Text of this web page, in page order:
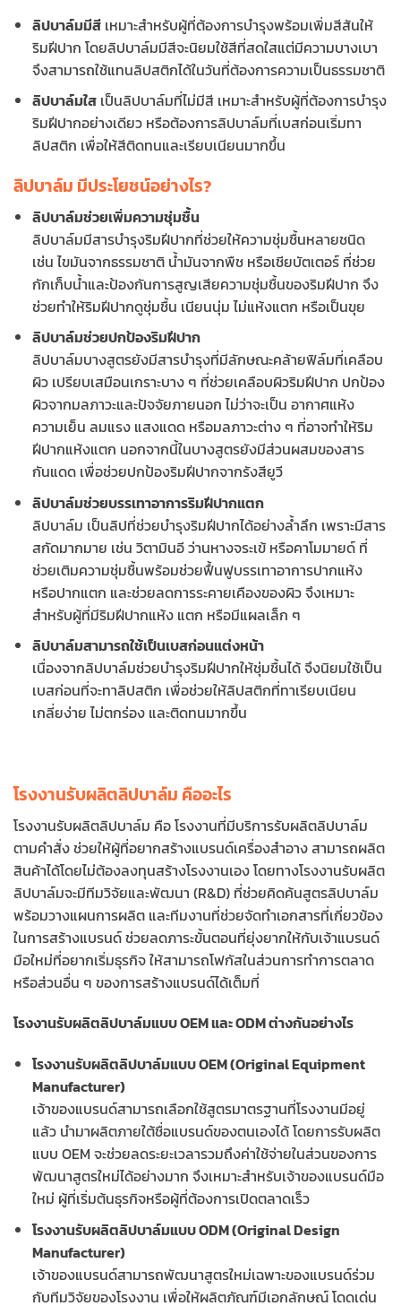
ลิปบาล์มมีสีเหมาะสำหรับผู้ที่ต้องการบำรุงพร้อมเพิ่มสีสันให้
ริมฝีปาก โดยลิปบาล์มมีสีจะนิยมใช้สีที่สดใสแต่มีความบางเบา
จึงสามารถใช้แทนลิปสติกได้ในวันที่ต้องการความเป็นธรรมชาติ
ลิปบาล์มใสเป็นลิปบาล์มที่ไม่มีสี เหมาะสำหรับผู้ที่ต้องการบำรุง
ริมฝีปากอย่างเดียว หรือต้องการลิปบาล์มที่เบสก่อนเริ่มทา
ลิปสติก เพื่อให้สีติดทนและเรียบเนียนมากขึ้น
ลิปบาล์ม มีประโยชน์อย่างไร?
ลิปบาล์มช่วยเพิ่มความชุ่มชื้น
ลิปบาล์มมีสารบำรุงริมฝีปากที่ช่วยให้ความชุ่มชื้นหลายชนิด
เช่น ไขมันจากธรรมชาติ น้ำมันจากพืช หรือเชียบัตเตอร์ ที่ช่วย
กักเก็บน้ำและป้องกันการสูญเสียความชุ่มชื้นของริมฝีปาก จึง
ช่วยทำให้ริมฝีปากดูชุ่มชื้น เนียนนุ่ม ไม่แห้งแตก หรือเป็นขุย
ลิปบาล์มช่วยปกป้องริมฝีปาก
ลิปบาล์มบางสูตรยังมีสารบำรุงที่มีลักษณะคล้ายฟิล์มที่เคลือบ
ผิว เปรียบเสมือนเกราะบาง ๆ ที่ช่วยเคลือบผิวริมฝีปาก ปกป้อง
ผิวจากมลภาวะและปัจจัยภายนอก ไม่ว่าจะเป็น อากาศแห้ง
ความเย็น ลมแรง แสงแดด หรือมลภาวะต่าง ๆ ที่อาจทำให้ริม
ฝีปากแห้งแตก นอกจากนี้ในบางสูตรยังมีส่วนผสมของสาร
กันแดด เพื่อช่วยปกป้องริมฝีปากจากรังสียูวี
ลิปบาล์มช่วยบรรเทาอาการริมฝีปากแตก
ลิปบาล์ม เป็นลิปที่ช่วยบำรุงริมฝีปากได้อย่างล้ำลึก เพราะมีสาร
สกัดมากมาย เช่น วิตามินอี ว่านหางจระเข้ หรือคาโมมายด์ ที่
ช่วยเติมความชุ่มชื้นพร้อมช่วยฟื้นฟูบรรเทาอาการปากแห้ง
หรือปากแตก และช่วยลดการระคายเคืองของผิว จึงเหมาะ
สำหรับผู้ที่มีริมฝีปากแห้ง แตก หรือมีแผลเล็ก ๆ
ลิปบาล์มสามารถใช้เป็นเบสก่อนแต่งหน้า
เนื่องจากลิปบาล์มช่วยบำรุงริมฝีปากให้ชุ่มชื้นได้ จึงนิยมใช้เป็น
เบสก่อนที่จะทาลิปสติก เพื่อช่วยให้ลิปสติกที่ทาเรียบเนียน
เกลี่ยง่าย ไม่ตกร่อง และติดทนมากขึ้น
โรงงานรับผลิตลิปบาล์ม คืออะไร
โรงงานรับผลิตลิปบาล์ม คือ โรงงานที่มีบริการรับผลิตลิปบาล์ม
ตามคำสั่ง ช่วยให้ผู้ที่อยากสร้างแบรนด์เครื่องสำอาง สามารถผลิต
สินค้าได้โดยไม่ต้องลงทุนสร้างโรงงานเอง โดยทางโรงงานรับผลิต
ลิปบาล์มจะมีทีมวิจัยและพัฒนา (R&D) ที่ช่วยคิดค้นสูตรลิปบาล์ม
พร้อมวางแผนการผลิต และทีมงานที่ช่วยจัดทำเอกสารที่เกี่ยวข้อง
ในการสร้างแบรนด์ ช่วยลดภาระขั้นตอนที่ยุ่งยากให้กับเจ้าแบรนด์
มือใหม่ที่อยากเริ่มธุรกิจ ให้สามารถโฟกัสในส่วนการทำการตลาด
หรือส่วนอื่น ๆ ของการสร้างแบรนด์ได้เต็มที่
โรงงานรับผลิตลิปบาล์มแบบ OEM และ ODM ต่างกันอย่างไร
โรงงานรับผลิตลิปบาล์มแบบ OEM (Original Equipment
Manufacturer)
เจ้าของแบรนด์สามารถเลือกใช้สูตรมาตรฐานที่โรงงานมีอยู่
แล้ว นำมาผลิตภายใต้ชื่อแบรนด์ของตนเองได้ โดยการรับผลิต
แบบ OEM จะช่วยลดระยะเวลารวมถึงค่าใช้จ่ายในส่วนของการ
พัฒนาสูตรใหม่ได้อย่างมาก จึงเหมาะสำหรับเจ้าของแบรนด์มือ
ใหม่ ผู้ที่เริ่มต้นธุรกิจหรือผู้ที่ต้องการเปิดตลาดเร็ว
โรงงานรับผลิตลิปบาล์มแบบ ODM (Original Design
Manufacturer)
เจ้าของแบรนด์สามารถพัฒนาสูตรใหม่เฉพาะของแบรนด์ร่วม
กับทีมวิจัยของโรงงาน เพื่อให้ผลิตภัณฑ์มีเอกลักษณ์ โดดเด่น